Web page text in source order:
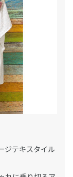
ジテキスタイル